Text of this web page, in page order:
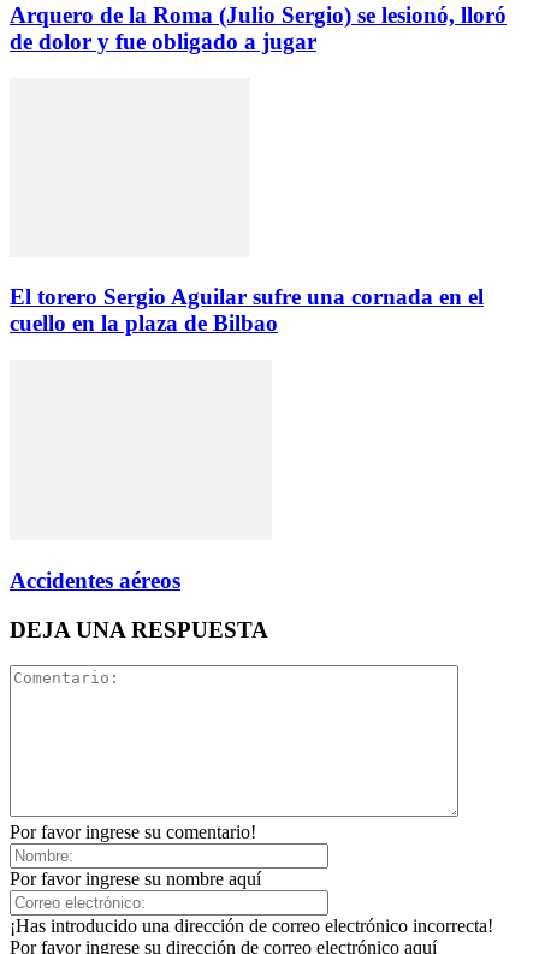
Arquero de la Roma (Julio Sergio) se lesionó, lloró
de dolor y fue obligado a jugar
El torero Sergio Aguilar sufre una cornada en el
cuello en la plaza de Bilbao
Accidentes aéreos
DEJA UNA RESPUESTA
Por favor ingrese su comentario!
Por favor ingrese su nombre aquí
¡Has introducido una dirección de correo electrónico incorrecta!
Por favor ingrese su dirección de correo electrónico aquí